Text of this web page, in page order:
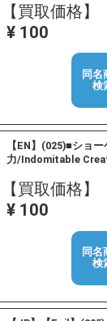
【買取価格】
¥ 100
同名
検
【EN】(025)■ショ
力/Indomitable
【買取価格】
¥ 100
同名
検